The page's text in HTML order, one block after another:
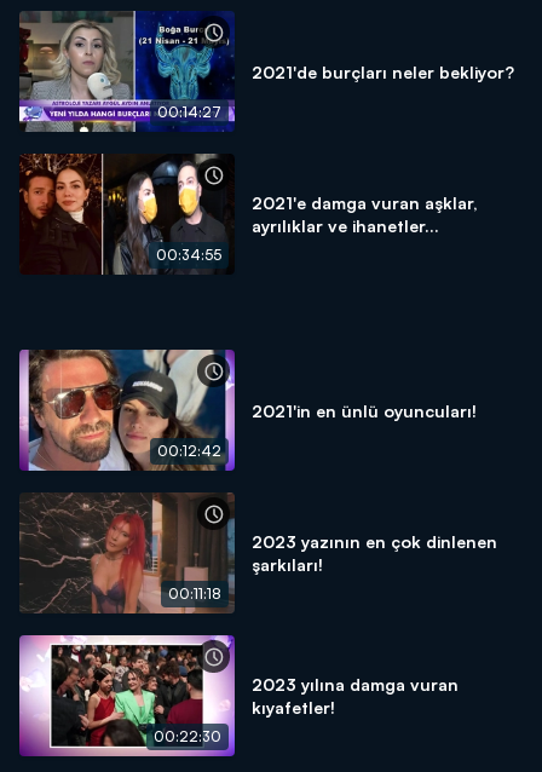
00:14:27
2021'de burçları neler bekliyor?
00:34:55
2021'e damga vuran aşklar,
ayrılıklar ve ihanetler...
00:12:42
2021'in en ünlü oyuncuları!
00:11:18
2023 yazının en çok dinlenen
şarkıları!
00:22:30
2023 yılına damga vuran
kıyafetler!